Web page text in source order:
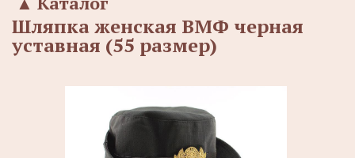
Шляпка женская ВМФ черная
уставная (55 размер)